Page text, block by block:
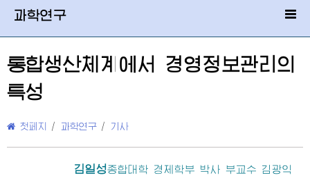
과학연구
통합생산체계에서 경영정보관리의
특성
첫페지 / 과학연구 / 기사
김일성종합대학 경제학부 박사 부교수 김광익